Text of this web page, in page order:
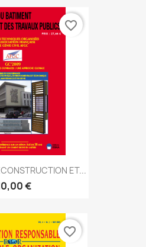
ET...
€
favorite_border
favorite_border